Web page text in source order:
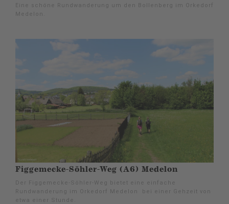
Eine schöne Rundwanderung um den Bollenberg im Orkedorf
Medelon.
Figgemecke-Söhler-Weg (A6) Medelon
Der Figgemecke-Söhler-Weg bietet eine einfache
Rundwanderung im Orkedorf Medelon bei einer Gehzeit von
etwa einer Stunde.